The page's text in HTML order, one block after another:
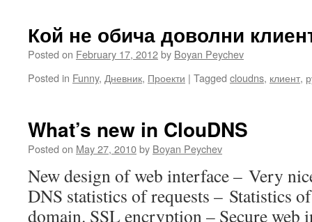
Кой не обича доволни
Posted on February 17, 2012by Boyan Peychev
Posted in Funny, Дневник, Проекти | Tagged cloudns, клиент,
What’s new in ClouDNS
Posted on May 27, 2010by Boyan Peychev
New design of web interface – Very
DNS statistics of requests – Statistics
domain. SSL encryption – Secure web